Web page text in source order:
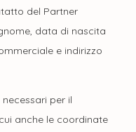
del Partner
data di nascita
e indirizzo
per il
anche le coordinate